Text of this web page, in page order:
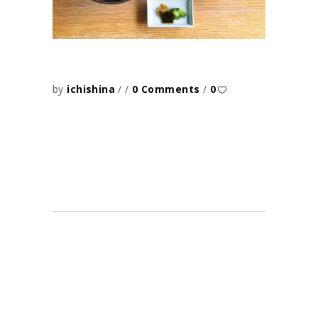
by ichishina 0 Comments 0